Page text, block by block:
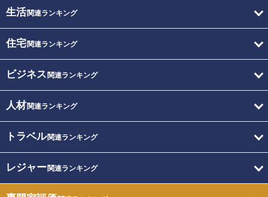
生活関連ランキング
住宅関連ランキング
ビジネス 関連ランキング
人材関連ランキング
トラベル関連ランキング
レジャー関連ランキング